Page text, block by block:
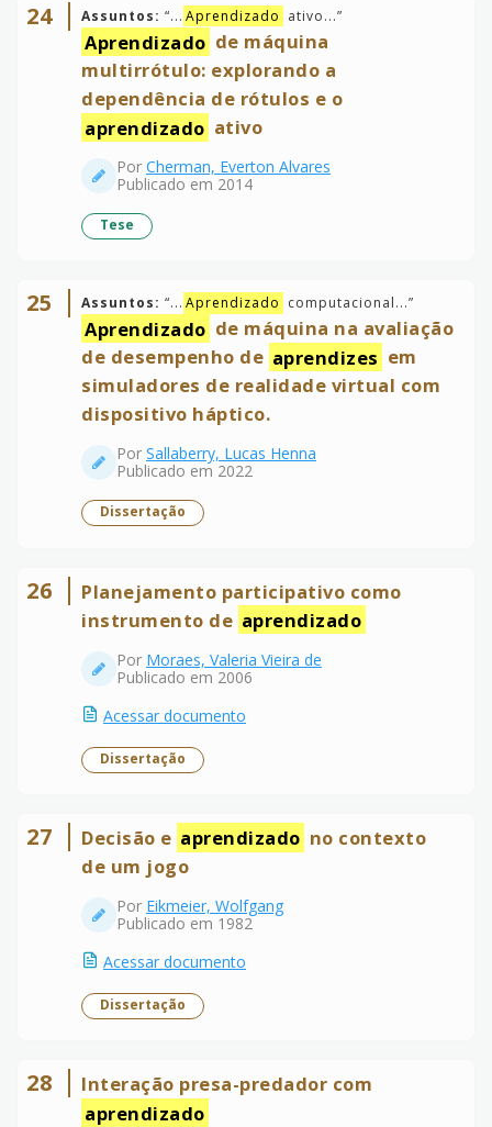
24 Assuntos: “... Aprendizado ativo...”
Aprendizado de máquina
multirrótulo: explorando a
dependência de rótulos e o
aprendizado ativo
Por Cherman, Everton Alvares
Publicado em 2014
Tese
25 Assuntos: “... Aprendizado computacional...”
Aprendizado de máquina na avaliação
de desempenho de aprendizes em
simuladores de realidade virtual com
dispositivo háptico.
Por Sallaberry, Lucas Henna
Publicado em 2022
Dissertação
26
Planejamento participativo como
instrumento de aprendizado
Por Moraes, Valeria Vieira de
Publicado em 2006
Acessar documento
Dissertação
27 Decisão e aprendizado no contexto
de um jogo
Por Eikmeier, Wolfgang
Publicado em 1982
Acessar documento
Dissertação
28
Interação presa-predador com
aprendizado